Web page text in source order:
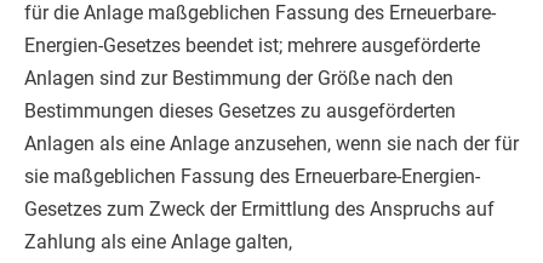
für die Anlage maßgeblichen Fassung des Erneuerbare-
Energien-Gesetzes beendet ist; mehrere ausgeförderte
Anlagen sind zur Bestimmung der Größe nach den
Bestimmungen dieses Gesetzes zu ausgeförderten
Anlagen als eine Anlage anzusehen, wenn sie nach der für
sie maßgeblichen Fassung des Erneuerbare-Energien-
Gesetzes zum Zweck der Ermittlung des Anspruchs auf
Zahlung als eine Anlage galten,